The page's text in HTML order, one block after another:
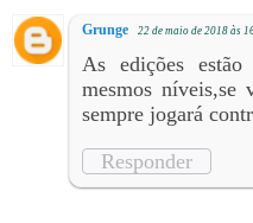
Grunge 22 de maio de 2018 às
As edições estão
mesmos
sempre jogará
Responder